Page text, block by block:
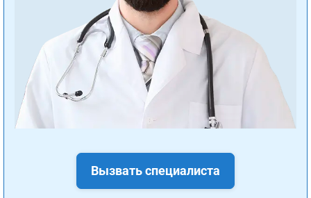
Вызвать специалиста